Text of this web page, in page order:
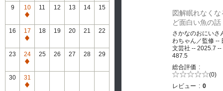
常
休
館
9
10
通
常
休
館
11 12 13 14 15
16
17
通
常
休
館
18 19 20 21 22
23
24
通
常
休
25 26 27 28 29
30
31
通
図解眠れなくな
ど面白い魚の話
さかなのおにいさ
わちゃん／監修 --
文芸社 -- 2025.7 --
487.5
総合評価
5段階評価の (0)
レビュー
0